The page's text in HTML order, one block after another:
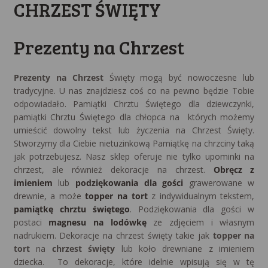
CHRZEST ŚWIĘTY
Prezenty na Chrzest
Prezenty na ChrzestŚwięty mogą być nowoczesne lub
tradycyjne. U nas znajdziesz coś co na pewno będzie Tobie
odpowiadało. Pamiątki Chrztu Świętego dla dziewczynki,
pamiątki Chrztu Świętego dla chłopca na których możemy
umieścić dowolny tekst lub życzenia na Chrzest Święty.
Stworzymy dla Ciebie nietuzinkową Pamiątkę na chrzciny taką
jak potrzebujesz. Nasz sklep oferuje nie tylko upominki na
chrzest, ale również dekoracje na chrzest. Obręcz z
imieniem lub podziękowania dla gości grawerowane w
drewnie, a może topper na tortz indywidualnym tekstem,
pamiątkę chrztu świętego. Podziękowania dla gości w
postaci magnesu na lodówkęze zdjęciem i własnym
nadrukiem. Dekoracje na chrzest święty takie jak topper na
tortna chrzest święty lub koło drewniane z imieniem
dziecka. To dekoracje, które idelnie wpisują się w tę